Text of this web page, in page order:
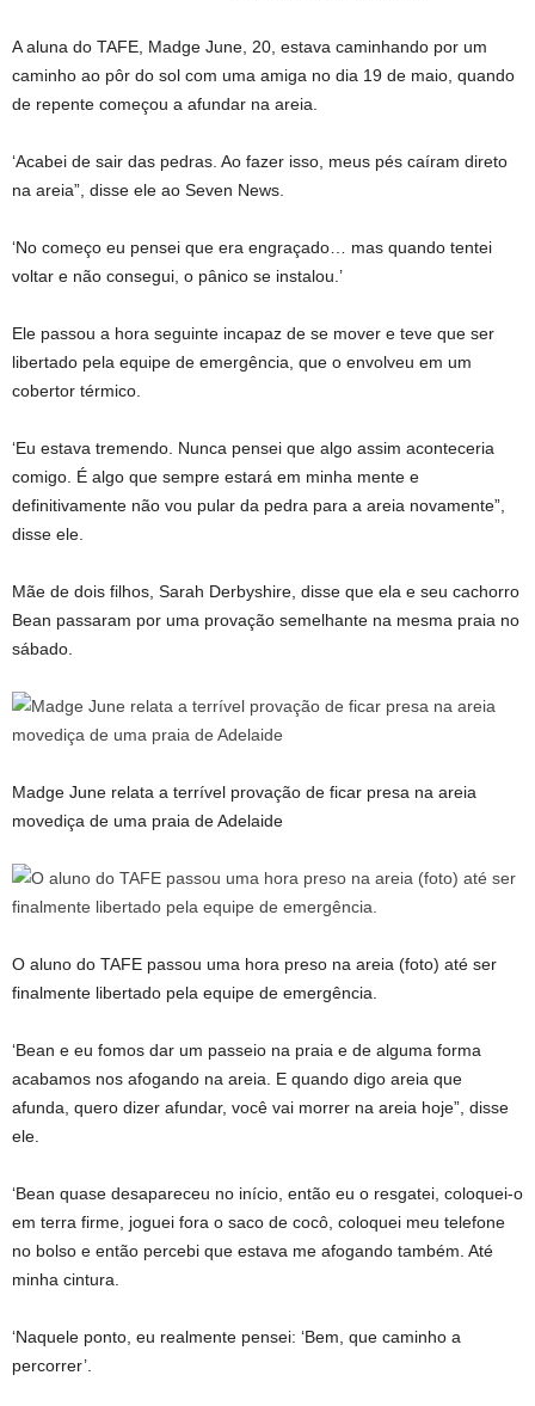
A aluna do TAFE, Madge June, 20, estava caminhando por um
caminho ao pôr do sol com uma amiga no dia 19 de maio, quando
de repente começou a afundar na areia.
‘Acabei de sair das pedras. Ao fazer isso, meus pés caíram direto
na areia”, disse ele ao Seven News.
‘No começo eu pensei que era engraçado… mas quando tentei
voltar e não consegui, o pânico se instalou.’
Ele passou a hora seguinte incapaz de se mover e teve que ser
libertado pela equipe de emergência, que o envolveu em um
cobertor térmico.
‘Eu estava tremendo. Nunca pensei que algo assim aconteceria
comigo. É algo que sempre estará em minha mente e
definitivamente não vou pular da pedra para a areia novamente”,
disse ele.
Mãe de dois filhos, Sarah Derbyshire, disse que ela e seu cachorro
Bean passaram por uma provação semelhante na mesma praia no
sábado.
Madge June relata a terrível provação de ficar presa na areia
movediça de uma praia de Adelaide
O aluno do TAFE passou uma hora preso na areia (foto) até ser
finalmente libertado pela equipe de emergência.
‘Bean e eu fomos dar um passeio na praia e de alguma forma
acabamos nos afogando na areia. E quando digo areia que
afunda, quero dizer afundar, você vai morrer na areia hoje”, disse
ele.
‘Bean quase desapareceu no início, então eu o resgatei, coloquei-o
em terra firme, joguei fora o saco de cocô, coloquei meu telefone
no bolso e então percebi que estava me afogando também. Até
minha cintura.
‘Naquele ponto, eu realmente pensei: ‘Bem, que caminho a
percorrer’.